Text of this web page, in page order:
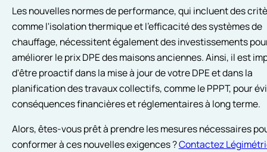
Les nouvelles normes de performance, qui incluent des
comme l'isolation thermique et l'efficacité des systèmes de
chauffage, nécessitent également des investissements
améliorer le prix DPE des maisons anciennes. Ainsi, il est
d'être proactif dans la mise à jour de votre DPE et dans la
planification des travaux collectifs, comme le PPPT, pour
conséquences financières et réglementaires à long terme.
Alors, êtes-vous prêt à prendre les mesures nécessaires
conformer à ces nouvelles exigences ?Contactez